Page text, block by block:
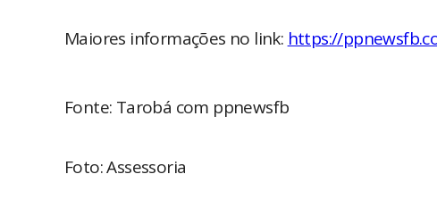
Maiores informações no link: https://
Fonte: Tarobá com ppnewsfb
Foto: Assessoria